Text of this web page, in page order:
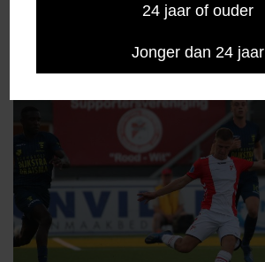
24 jaar of ouder
Jonger dan 24 jaar